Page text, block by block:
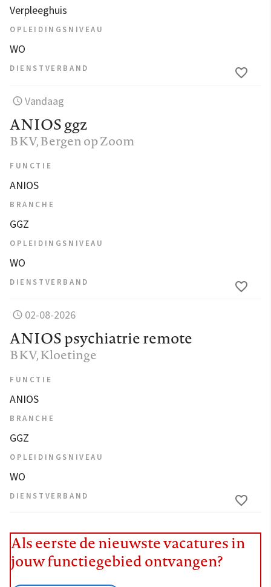
Verpleeghuis
OPLEIDINGSNIVEAU
WO
DIENSTVERBAND
Vandaag
ANIOS ggz
BKV, Bergen op Zoom
FUNCTIE
ANIOS
BRANCHE
GGZ
OPLEIDINGSNIVEAU
WO
DIENSTVERBAND
02-08-2026
ANIOS psychiatrie remote
BKV, Kloetinge
FUNCTIE
ANIOS
BRANCHE
GGZ
OPLEIDINGSNIVEAU
WO
DIENSTVERBAND
Als eerste de nieuwste vacatures in
jouw functiegebied ontvangen?